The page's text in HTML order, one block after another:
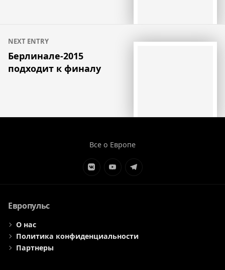
NEXT ENTRY
Берлинале-2015
подходит к финалу
Все о Европе
ЭлементЭлементЭлемент
Европульс
О нас
Политика конфиденциальности
Партнеры